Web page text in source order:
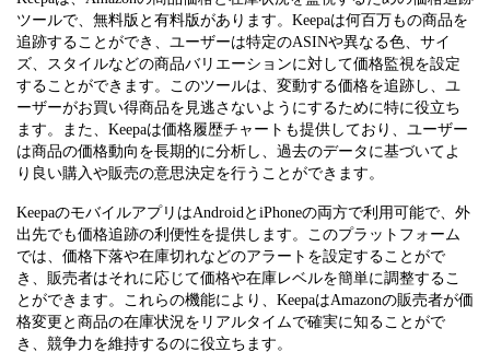
ツールで、無料版と有料版があります。Keepaは何百万もの商品を
追跡することができ、ユーザーは特定のASINや異なる色、サイ
ズ、スタイルなどの商品バリエーションに対して価格監視を設定
することができます。このツールは、変動する価格を追跡し、ユ
ーザーがお買い得商品を見逃さないようにするために特に役立ち
ます。また、Keepaは価格履歴チャートも提供しており、ユーザー
は商品の価格動向を長期的に分析し、過去のデータに基づいてよ
り良い購入や販売の意思決定を行うことができます。
KeepaのモバイルアプリはAndroidとiPhoneの両方で利用可能で、外
出先でも価格追跡の利便性を提供します。このプラットフォーム
では、価格下落や在庫切れなどのアラートを設定することがで
き、販売者はそれに応じて価格や在庫レベルを簡単に調整するこ
とができます。これらの機能により、KeepaはAmazonの販売者が価
格変更と商品の在庫状況をリアルタイムで確実に知ることがで
き、競争力を維持するのに役立ちます。